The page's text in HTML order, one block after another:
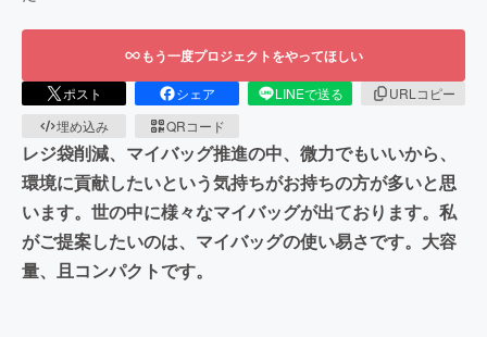
もう一度プロジェクトをやってほしい
ポスト シェア LINEで送る
URLコピー
埋め込み
QRコード
レジ袋削減、マイバッグ推進の中、微力でもいいから、
環境に貢献したいという気持ちがお持ちの方が多いと思
います。世の中に様々なマイバッグが出ております。私
がご提案したいのは、マイバッグの使い易さです。大容
量、且コンパクトです。